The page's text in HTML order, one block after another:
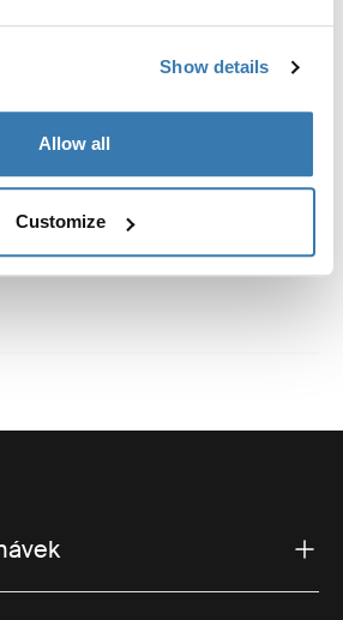
Show details
Allow all
Customize
známka: Thule Sweden AB
Sweden
5, 335 73 Hillerstorp,